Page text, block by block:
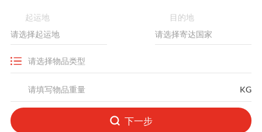
起运地 目的地
KG
下一步